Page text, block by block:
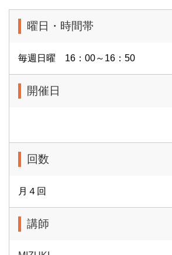
曜日・時間帯
毎週日曜 16：00～16：50
開催日
回数
月４回
講師